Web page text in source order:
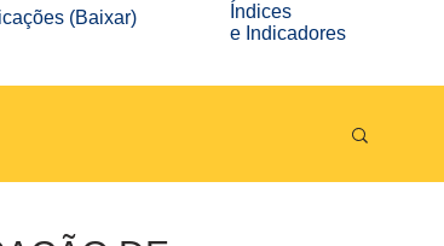
(Baixar)
Índices
e Indicadores